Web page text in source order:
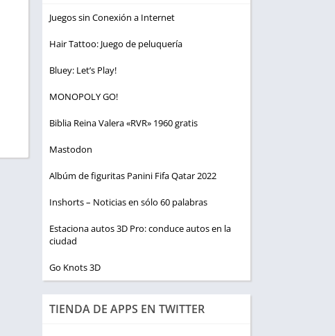
Juegos sin Conexión a Internet
Hair Tattoo: Juego de peluquería
Bluey: Let’s Play!
MONOPOLY GO!
Biblia Reina Valera «RVR» 1960 gratis
Mastodon
Albúm de figuritas Panini Fifa Qatar 2022
Inshorts – Noticias en sólo 60 palabras
Estaciona autos 3D Pro: conduce autos en la
ciudad
Go Knots 3D
TIENDA DE APPS EN TWITTER